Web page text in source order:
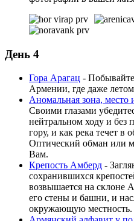
День 4
Гора Арагац -
Армении, где даже
Аномальная зона, место
Своими глазами
нейтральном ходу и без
гору, и как река течет в
Оптический обман или
Вам.
Крепость Амберд -
сохранившихся
возвышается на склоне
его стены и башни, и
окружающую местность.